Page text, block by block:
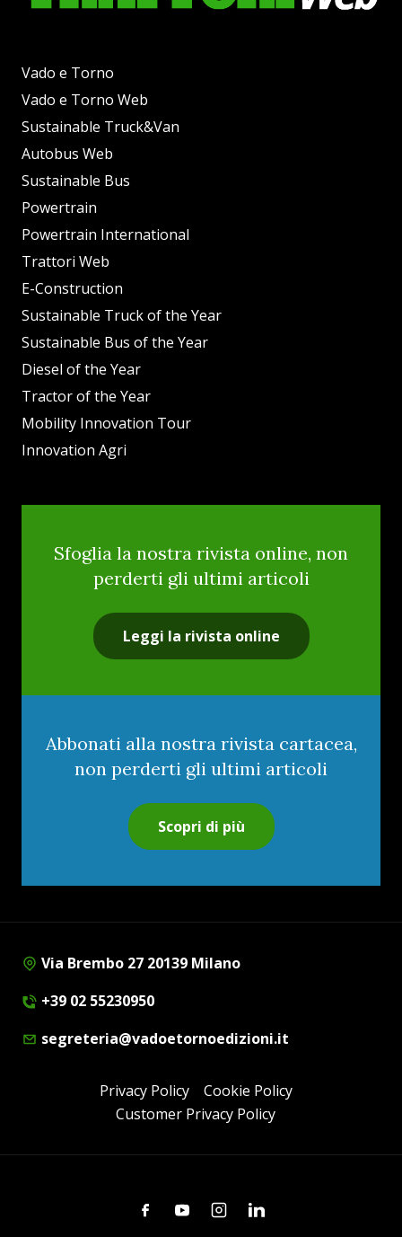
Vado e Torno
Vado e Torno Web
Sustainable Truck&Van
Autobus Web
Sustainable Bus
Powertrain
Powertrain International
Trattori Web
E-Construction
Sustainable Truck of the Year
Sustainable Bus of the Year
Diesel of the Year
Tractor of the Year
Mobility Innovation Tour
Innovation Agri
Sfoglia la nostra rivista online, non
perderti gli ultimi articoli
Leggi la rivista online
Abbonati alla nostra rivista cartacea,
non perderti gli ultimi articoli
Scopri di più
Via Brembo 27 20139 Milano
+39 02 55230950
segreteria@vadoetornoedizioni.it
Privacy Policy
Cookie Policy
Customer Privacy Policy
FacebookYoutubeInstagramLinkedin